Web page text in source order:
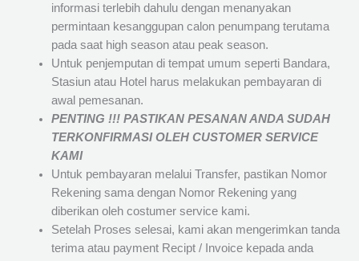
informasi terlebih dahulu dengan menanyakan
permintaan kesanggupan calon penumpang terutama
pada saat high season atau peak season.
Untuk penjemputan di tempat umum seperti Bandara,
Stasiun atau Hotel harus melakukan pembayaran di
awal pemesanan.
PENTING !!! PASTIKAN PESANAN ANDA SUDAH
TERKONFIRMASI OLEH CUSTOMER SERVICE
KAMI
Untuk pembayaran melalui Transfer, pastikan Nomor
Rekening sama dengan Nomor Rekening yang
diberikan oleh costumer service kami.
Setelah Proses selesai, kami akan mengerimkan tanda
terima atau payment Recipt / Invoice kepada anda